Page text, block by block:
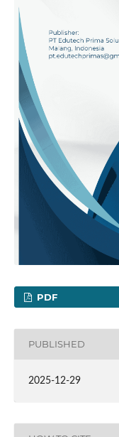
PDF
PUBLISHED
2025-12-29